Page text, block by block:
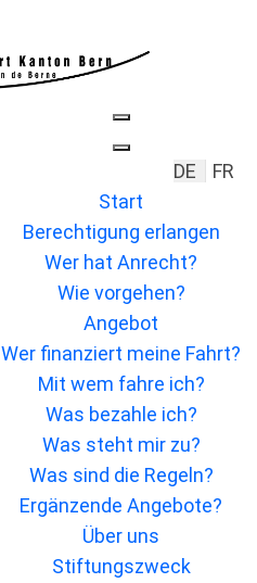
Sprache
DE
FR
Start
Berechtigung erlangen
Wer hat Anrecht?
Wie vorgehen?
Angebot
Wer ﬁnanziert meine Fahrt?
Mit wem fahre ich?
Was bezahle ich?
Was steht mir zu?
Was sind die Regeln?
Ergänzende Angebote?
Über uns
Stiftungszweck